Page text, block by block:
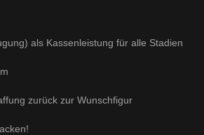
als Kassenleistung für alle Stadien
zurück zur Wunschfigur